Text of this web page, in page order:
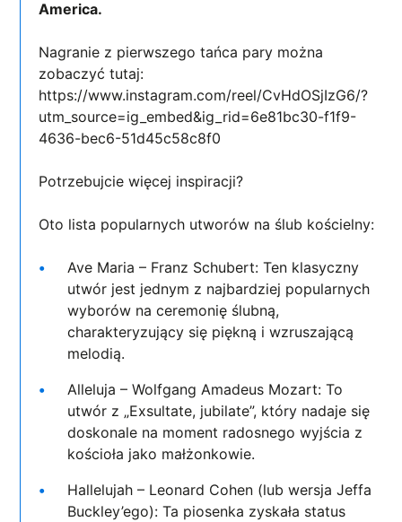
America.
Nagranie z pierwszego tańca pary można
zobaczyć tutaj:
https://www.instagram.com/reel/CvHdOSjIzG6/?
utm_source=ig_embed&ig_rid=6e81bc30-f1f9-
4636-bec6-51d45c58c8f0
Potrzebujcie więcej inspiracji?
Oto lista popularnych utworów na ślub kościelny:
Ave Maria – Franz Schubert: Ten klasyczny
utwór jest jednym z najbardziej popularnych
wyborów na ceremonię ślubną,
charakteryzujący się piękną i wzruszającą
melodią.
Alleluja – Wolfgang Amadeus Mozart: To
utwór z „Exsultate, jubilate”, który nadaje się
doskonale na moment radosnego wyjścia z
kościoła jako małżonkowie.
Hallelujah – Leonard Cohen (lub wersja Jeffa
Buckley’ego): Ta piosenka zyskała status